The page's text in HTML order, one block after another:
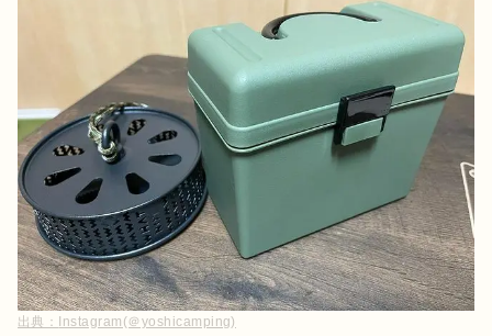
出典： Instagram(＠yoshicamping)